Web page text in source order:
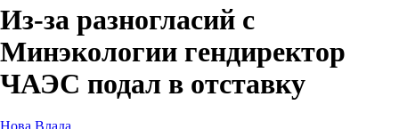
Из-за разногласий с
Минэкологии гендиректор
ЧАЭС подал в отставку
Нова Влада